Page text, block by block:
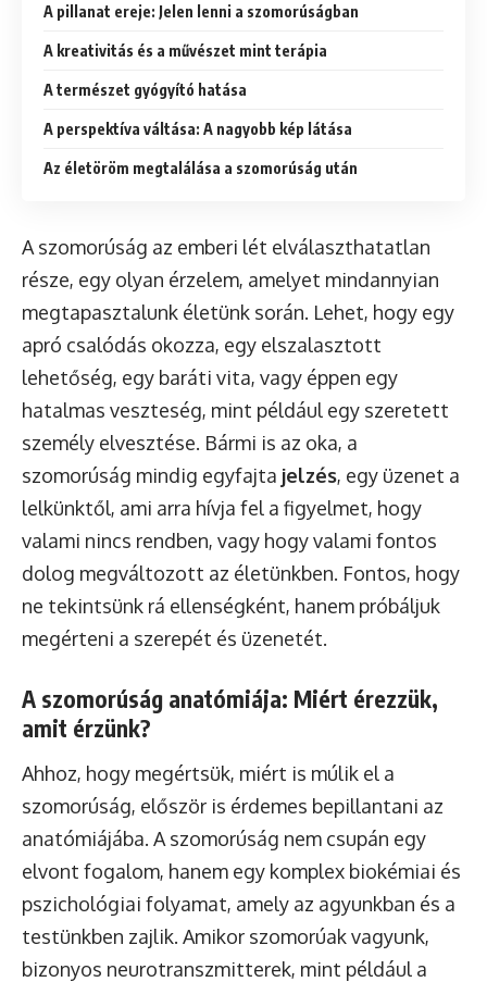
A pillanat ereje: Jelen lenni a szomorúságban
A kreativitás és a művészet mint terápia
A természet gyógyító hatása
A perspektíva váltása: A nagyobb kép látása
Az életöröm megtalálása a szomorúság után
A szomorúság az emberi lét elválaszthatatlan
része, egy olyan érzelem, amelyet mindannyian
megtapasztalunk életünk során. Lehet, hogy egy
apró csalódás okozza, egy elszalasztott
lehetőség, egy baráti vita, vagy éppen egy
hatalmas veszteség, mint például egy szeretett
személy elvesztése. Bármi is az oka, a
szomorúság mindig egyfajta jelzés, egy üzenet a
lelkünktől, ami arra hívja fel a figyelmet, hogy
valami nincs rendben, vagy hogy valami fontos
dolog megváltozott az életünkben. Fontos, hogy
ne tekintsünk rá ellenségként, hanem próbáljuk
megérteni a szerepét és üzenetét.
A szomorúság anatómiája: Miért érezzük,
amit érzünk?
Ahhoz, hogy megértsük, miért is múlik el a
szomorúság, először is érdemes bepillantani az
anatómiájába. A szomorúság nem csupán egy
elvont fogalom, hanem egy komplex biokémiai és
pszichológiai folyamat, amely az agyunkban és a
testünkben zajlik. Amikor szomorúak vagyunk,
bizonyos neurotranszmitterek, mint például a